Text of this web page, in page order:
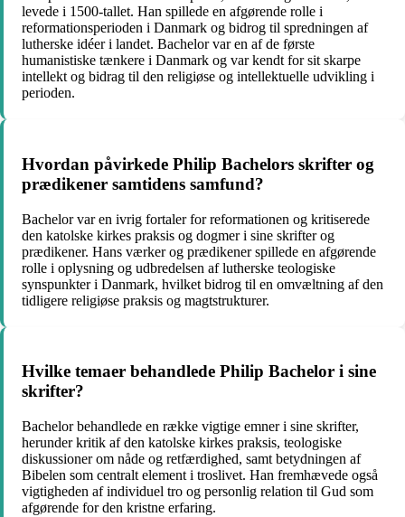
levede i 1500-tallet. Han spillede en afgørende rolle i
reformationsperioden i Danmark og bidrog til spredningen af
lutherske idéer i landet. Bachelor var en af de første
humanistiske tænkere i Danmark og var kendt for sit skarpe
intellekt og bidrag til den religiøse og intellektuelle udvikling i
perioden.
Hvordan påvirkede Philip Bachelors skrifter og
prædikener samtidens samfund?
Bachelor var en ivrig fortaler for reformationen og kritiserede
den katolske kirkes praksis og dogmer i sine skrifter og
prædikener. Hans værker og prædikener spillede en afgørende
rolle i oplysning og udbredelsen af lutherske teologiske
synspunkter i Danmark, hvilket bidrog til en omvæltning af den
tidligere religiøse praksis og magtstrukturer.
Hvilke temaer behandlede Philip Bachelor i sine
skrifter?
Bachelor behandlede en række vigtige emner i sine skrifter,
herunder kritik af den katolske kirkes praksis, teologiske
diskussioner om nåde og retfærdighed, samt betydningen af
Bibelen som centralt element i troslivet. Han fremhævede også
vigtigheden af individuel tro og personlig relation til Gud som
afgørende for den kristne erfaring.